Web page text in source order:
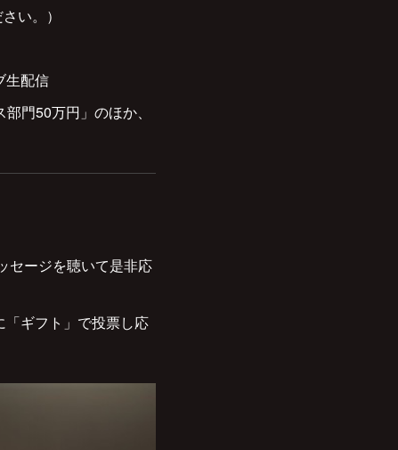
い。）
生配信
門50万円」のほか、
セージを聴いて是非応
「ギフト」で投票し応